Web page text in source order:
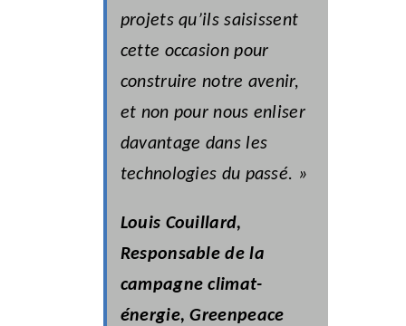
projets qu’ils saisissent
cette occasion pour
construire notre avenir,
et non pour nous enliser
davantage dans les
technologies du passé. »
Louis Couillard,
Responsable de la
campagne climat-
énergie, Greenpeace